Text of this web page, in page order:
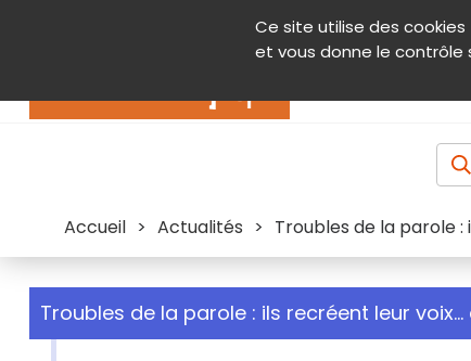
Ce site utilise des cookies
et vous donne le contrôle
Contenu Aide et accessibilité
Accueil > Actualités > Troubles de la parole
Troubles de la parole : ils recréent leur